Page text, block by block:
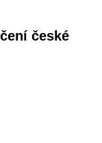
české